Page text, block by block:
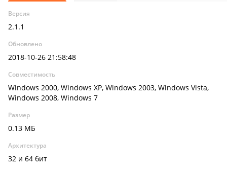
Версия
2.1.1
Обновлено
2018-10-26 21:58:48
Совместимость
Windows 2000, Windows XP, Windows 2003, Windows Vista,
Windows 2008, Windows 7
Размер
0.13 МБ
Архитектура
32 и 64 бит